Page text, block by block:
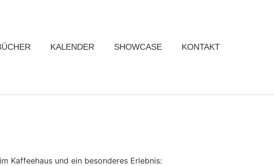
KALENDER SHOWCASE KONTAKT
Kaffeehaus und ein besonderes Erlebnis: